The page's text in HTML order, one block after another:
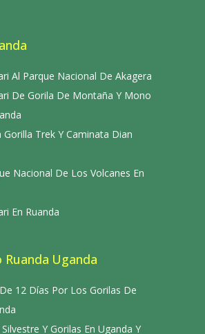
Al Parque Nacional De Akagera
De Gorila De Montaña Y Mono
Gorilla Trek Y Caminata Dian
Nacional De Los Volcanes En
En Ruanda
Ruanda Uganda
12 Días Por Los Gorilas De
Y Gorilas En Uganda Y